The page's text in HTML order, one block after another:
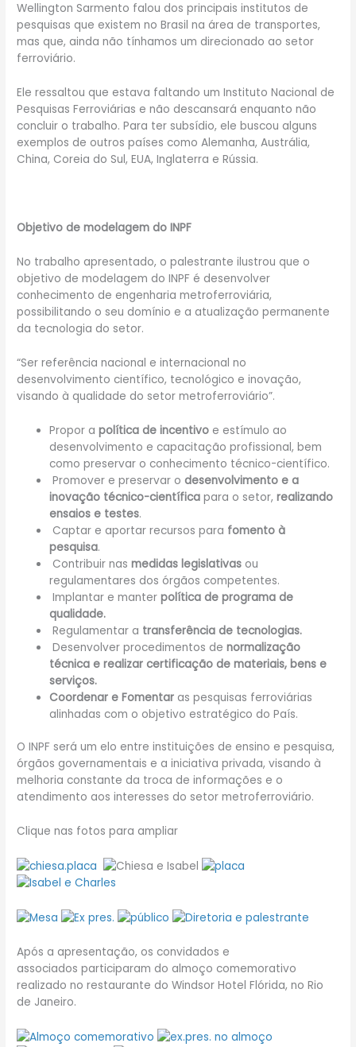
Wellington Sarmento falou dos principais institutos de
pesquisas que existem no Brasil na área de transportes,
mas que, ainda não tínhamos um direcionado ao setor
ferroviário.
Ele ressaltou que estava faltando um Instituto Nacional de
Pesquisas Ferroviárias e não descansará enquanto não
concluir o trabalho. Para ter subsídio, ele buscou alguns
exemplos de outros países como Alemanha, Austrália,
China, Coreia do Sul, EUA, Inglaterra e Rússia.
Objetivo de modelagem do INPF
No trabalho apresentado, o palestrante ilustrou que o
objetivo de modelagem do INPF é desenvolver
conhecimento de engenharia metroferroviária,
possibilitando o seu domínio e a atualização permanente
da tecnologia do setor.
“Ser referência nacional e internacional no
desenvolvimento científico, tecnológico e inovação,
visando à qualidade do setor metroferroviário”.
Propor apolítica de incentivo e estímulo ao
desenvolvimento e capacitação profissional, bem
como preservar o conhecimento técnico-científico.
Promover e preservar odesenvolvimento e a
inovação técnico-científicapara o setor,realizando
ensaios e testes.
Captar e aportar recursos para fomento à
pesquisa.
Contribuir nasmedidas legislativas ou
regulamentares dos órgãos competentes.
Implantar e manterpolítica de programa de
qualidade.
Regulamentar a transferência de tecnologias.
Desenvolver procedimentos denormalização
técnica e realizar certificação de materiais, bens e
serviços.
Coordenar e Fomentar as pesquisas ferroviárias
alinhadas com o objetivo estratégico do País.
O INPF será um elo entre instituições de ensino e pesquisa,
órgãos governamentais e a iniciativa privada, visando à
melhoria constante da troca de informações e o
atendimento aos interesses do setor metroferroviário.
Clique nas fotos para ampliar
Após a apresentação, os convidados e
associados participaram do almoço comemorativo
realizado no restaurante do Windsor Hotel Flórida, no Rio
de Janeiro.